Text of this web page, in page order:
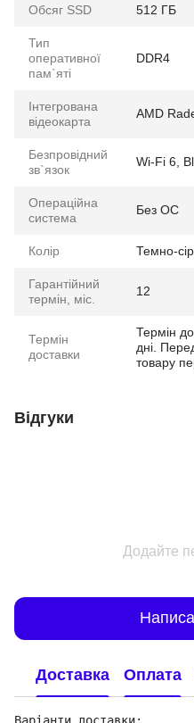
Обсяг SSD 512 ГБ
Тип
оперативної
пам`яті
DDR4
Інтегрована
відеокарта
AMD
Безпровідний
зв`язок
Wi-Fi 6,
Операційна
система
Без ОС
Колір Темно-
Гарантійний
термін, міс.
12
Термін
доставки
Термін
дні.
товару
Відгуки
Додайте
Доставка Оплата
Варіанти доставки: